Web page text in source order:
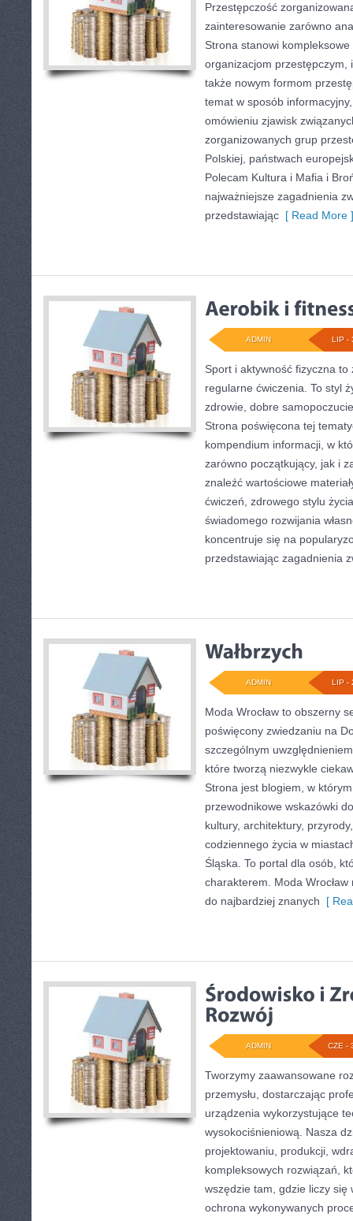
Przestępczość
zainteresowanie zarówno
Strona stanowi
organizacjom przestępczym,
także nowym formom
temat w sposób
omówieniu zjawisk
zorganizowanych grup
Polskiej, państwach
Polecam Kultura i Mafia i
najważniejsze zagadnienia
przedstawiając [ Read More ]
LIP -
ADMIN
Sport i aktywność fizyczna
regularne ćwiczenia. To styl
zdrowie, dobre
Strona poświęcona tej
kompendium informacji, w
zarówno początkujący, jak i
znaleźć wartościowe
ćwiczeń, zdrowego stylu
świadomego rozwijania
koncentruje się na
przedstawiając zagadnienia
LIP -
ADMIN
Moda Wrocław to obszerny
poświęcony zwiedzaniu na
szczególnym
które tworzą niezwykle
Strona jest blogiem, w
przewodnikowe wskazówki
kultury, architektury,
codziennego życia w
Śląska. To portal dla osób,
charakterem. Moda Wrocław
do najbardziej znanych [
CZE -
ADMIN
Tworzymy zaawansowane
przemysłu, dostarczając
urządzenia wykorzystujące
wysokociśnieniową. Nasza
projektowaniu, produkcji,
kompleksowych rozwiązań,
wszędzie tam, gdzie liczy się
ochrona wykonywanych